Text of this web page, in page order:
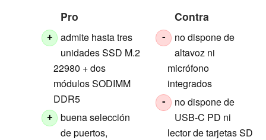
Pro
+
admite hasta tres
unidades SSD M.2
22980 + dos
módulos SODIMM
DDR5
+
buena selección
de puertos,
Contra
-
no dispone de
altavoz ni
micrófono
integrados
-
no dispone de
USB-C PD ni
lector de tarjetas SD